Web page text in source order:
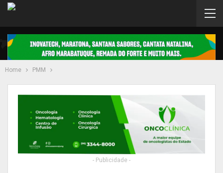
Home PMM
- Publicidade -